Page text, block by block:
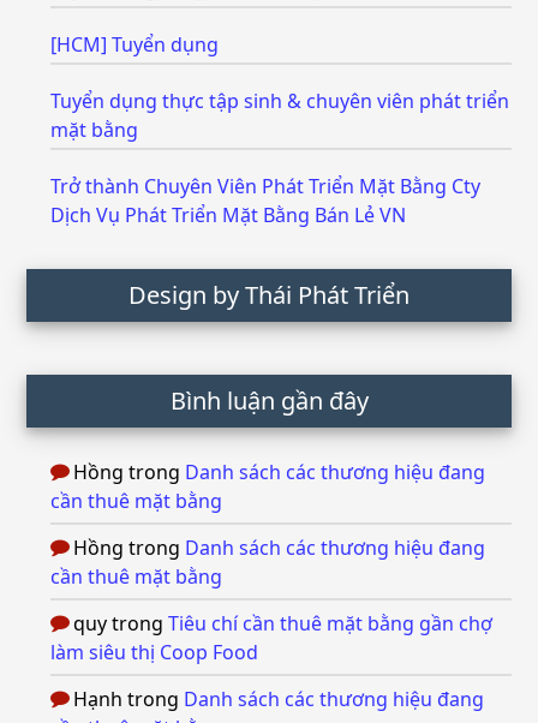
[HCM] Tuyển dụng
Tuyển dụng thực tập sinh & chuyên viên phát triển
mặt bằng
Trở thành Chuyên Viên Phát Triển Mặt Bằng Cty
Dịch Vụ Phát Triển Mặt Bằng Bán Lẻ VN
Design by Thái Phát Triển
Bình luận gần đây
Hồng trong Danh sách các thương hiệu đang
cần thuê mặt bằng
Hồng trong Danh sách các thương hiệu đang
cần thuê mặt bằng
quytrongTiêu chí cần thuê mặt bằng gần chợ
làm siêu thị Coop Food
Hạnh trong Danh sách các thương hiệu đang